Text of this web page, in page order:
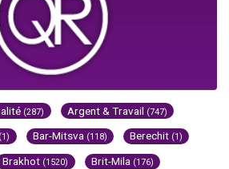
(287) Argent & Travail (747)
(1) Bar-Mitsva (118) Berechit (1)
Brakhot (1520) Brit-Mila (176)